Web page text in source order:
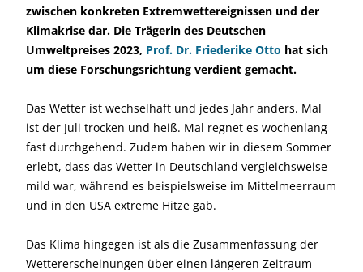
zwischen konkreten Extremwettereignissen und der
Klimakrise dar. Die Trägerin des Deutschen
Umweltpreises 2023, Prof. Dr. Friederike Otto hat sich
um diese Forschungsrichtung verdient gemacht.
Das Wetter ist wechselhaft und jedes Jahr anders. Mal
ist der Juli trocken und heiß. Mal regnet es wochenlang
fast durchgehend. Zudem haben wir in diesem Sommer
erlebt, dass das Wetter in Deutschland vergleichsweise
mild war, während es beispielsweise im Mittelmeerraum
und in den USA extreme Hitze gab.
Das Klima hingegen ist als die Zusammenfassung der
Wettererscheinungen über einen längeren Zeitraum